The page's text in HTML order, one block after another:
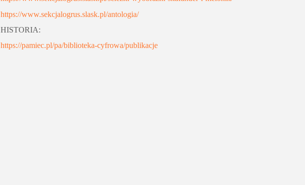
https://www.sekcjalogrus.slask.pl/antologia/
HISTORIA:
https://pamiec.pl/pa/biblioteka-cyfrowa/publikacje